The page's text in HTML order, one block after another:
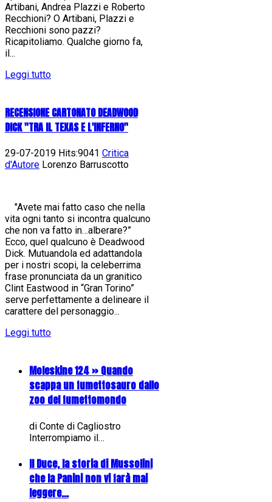
Artibani, Andrea Plazzi e Roberto
Recchioni? O Artibani, Plazzi e
Recchioni sono pazzi?
Ricapitoliamo. Qualche giorno fa,
il...
Leggi tutto
RECENSIONE CARTONATO DEADWOOD
DICK "TRA IL TEXAS E L'INFERNO"
29-07-2019 Hits:9041 Critica
d'Autore Lorenzo Barruscotto
"Avete mai fatto caso che nella
vita ogni tanto si incontra qualcuno
che non va fatto in…alberare?”
Ecco, quel qualcuno è Deadwood
Dick. Mutuandola ed adattandola
per i nostri scopi, la celeberrima
frase pronunciata da un granitico
Clint Eastwood in “Gran Torino”
serve perfettamente a delineare il
carattere del personaggio...
Leggi tutto
Moleskine 124 » Quando
scappa un fumettosauro dallo
zoo del fumettomondo
di Conte di Cagliostro
Interrompiamo il…
Il Duce, la storia di Mussolini
che la Panini non vi farà mai
leggere...